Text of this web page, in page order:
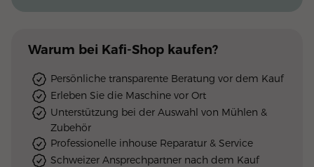
Warum bei Kafi-Shop kaufen?
Persönliche transparente Beratung vor dem Kauf
Erleben Sie die Maschine vor Ort
Unterstützung bei der Auswahl von Mühlen &
Zubehör
Professionelle inhouse Reparatur & Service
Schweizer Ansprechpartner nach dem Kauf